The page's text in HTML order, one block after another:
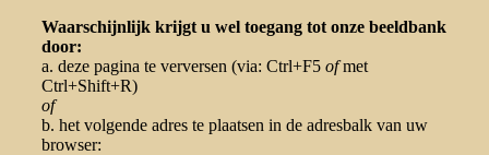
Waarschijnlijk krijgt u wel toegang tot onze beeldbank
door:
a. deze pagina te verversen (via: Ctrl+F5 ofmet
Ctrl+Shift+R)
of
b. het volgende adres te plaatsen in de adresbalk van uw
browser: